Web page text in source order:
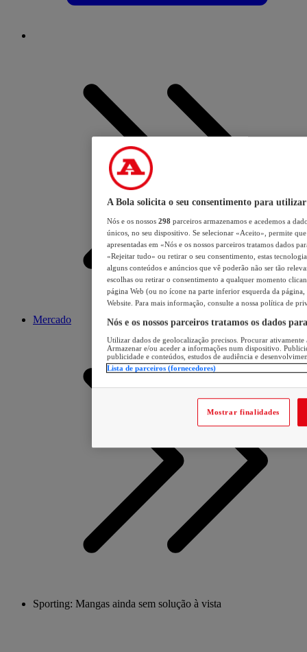
Mercado
Sporting: Mangas ainda sem solução à vista
A Bola solicita o seu consentimento para utilizar
Nós e os nossos 298 parceiros armazenamos e acedemos a
únicos, no seu dispositivo. Se selecionar «Aceito», permite
apresentadas em «Nós e os nossos parceiros tratamos dados
«Rejeitar tudo» ou retirar o seu consentimento, estas
alguns conteúdos e anúncios que vê poderão não ser tão
escolhas ou retirar o consentimento a qualquer momento
página Web (ou no ícone na parte inferior esquerda da página,
Website. Para mais informação, consulte a nossa política de
Nós e os nossos parceiros tratamos os dados
Utilizar dados de geolocalização precisos. Procurar
Armazenar e/ou aceder a informações num dispositivo.
publicidade e conteúdos, estudos de audiência e
Lista de parceiros (fornecedores)
Mostrar finalidades